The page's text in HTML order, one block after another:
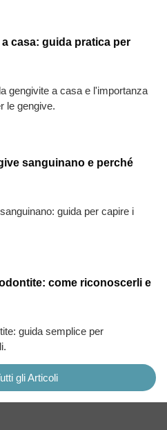
casa: guida pratica per
gengivite a casa e l'importanza
le gengive.
sanguinano e perché
guida per capire i
come riconoscerli e
guida semplice per
gli Articoli